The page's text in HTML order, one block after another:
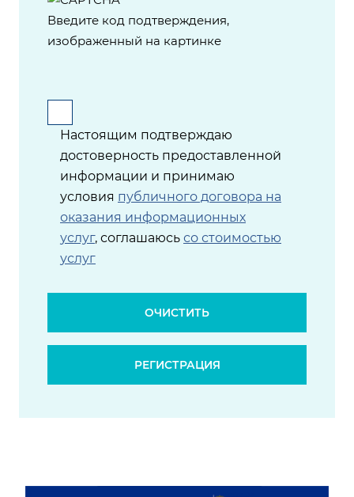
Введите код подтверждения,
изображенный на картинке
Настоящим подтверждаю
достоверность предоставленной
информации и принимаю
условия публичного договора на
оказания информационных
услуг, соглашаюсь со стоимостью
услуг
ОЧИСТИТЬ
РЕГИСТРАЦИЯ